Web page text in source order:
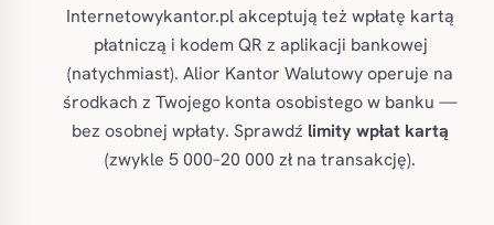
Internetowykantor.pl akceptują też wpłatę kartą
płatniczą i kodem QR z aplikacji bankowej
(natychmiast). Alior Kantor Walutowy operuje na
środkach z Twojego konta osobistego w banku —
bez osobnej wpłaty. Sprawdź limity wpłat kartą
(zwykle 5 000–20 000 zł na transakcję).